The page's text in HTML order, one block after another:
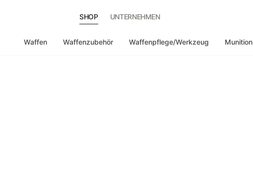
SHOP UNTERNEHMEN
Waffen Waffenzubehör Waffenpflege/Werkzeug Munition